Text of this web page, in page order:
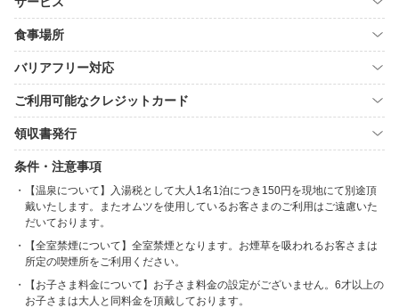
食事場所
バリアフリー対応
ご利用可能なクレジットカード
領収書発行
条件・注意事項
【温泉について】入湯税として大人1名1泊につき150円を現地にて別途頂
戴いたします。またオムツを使用しているお客さまのご利用はご遠慮いた
だいております。
【全室禁煙について】全室禁煙となります。お煙草を吸われるお客さまは
所定の喫煙所をご利用ください。
【お子さま料金について】お子さま料金の設定がございません。6才以上の
お子さまは大人と同料金を頂戴しております。